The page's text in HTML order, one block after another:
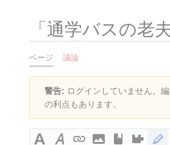
「 通学バスの老
ページ 議論
警告: ログインしていません。
の利点もあります。